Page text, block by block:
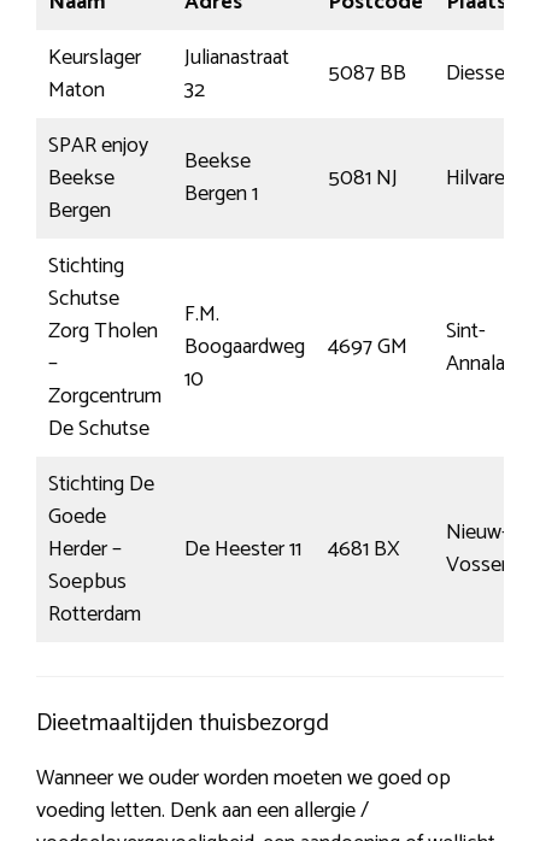
Keurslager
Maton
Julianastraat
32
5087 BB
Diessen
SPAR enjoy
Beekse
Bergen
Beekse
Bergen 1
5081 NJ
Stichting
Schutse
Zorg Tholen
–
Zorgcentrum
De Schutse
F.M.
Boogaardweg
10
4697 GM
Sint-
Annaland
Stichting De
Goede
Herder –
Soepbus
Rotterdam
De Heester 11 4681 BX
Nieuw-
Dieetmaaltijden thuisbezorgd
Wanneer we ouder worden moeten we goed op
voeding letten. Denk aan een allergie /